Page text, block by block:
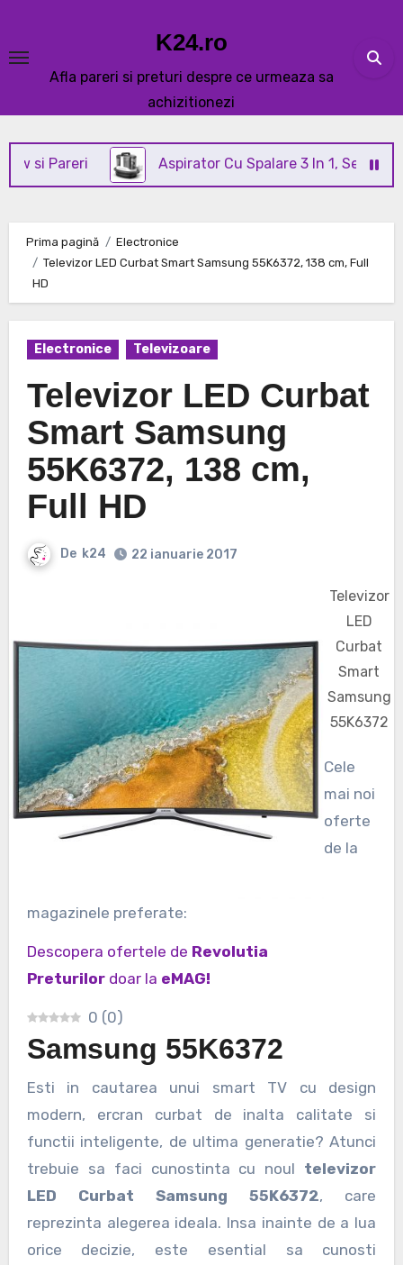
content
K24.ro
Afla pareri si preturi despre ce urmeaza sa
achizitionezi
Aspirator Cu Spalare 3 In 1, SeveShop® C3
Prima pagină
Electronice
Televizor LED Curbat Smart Samsung 55K6372, 138 cm, Full
HD
Electronice Televizoare
Televizor LED Curbat
Smart Samsung
55K6372, 138 cm,
Full HD
De k24 22 ianuarie 2017
Televizor
LED
Curbat
Smart
Samsung
55K6372
Cele
mai noi
oferte
de la
magazinele preferate:
Descopera ofertele de Revolutia
Preturilor doar la eMAG!
0 (0)
Samsung 55K6372
Esti in cautarea unui smart TV cu design
modern, ercran curbat de inalta calitate si
functii inteligente, de ultima generatie? Atunci
trebuie sa faci cunostinta cu noul televizor
LED Curbat Samsung 55K6372, care
reprezinta alegerea ideala. Insa inainte de a lua
orice decizie, este esential sa cunosti